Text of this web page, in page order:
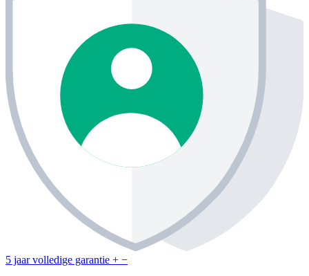
5 jaar volledige garantie + −